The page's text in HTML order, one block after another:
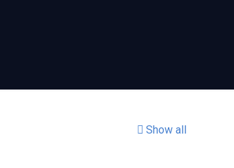
Show all